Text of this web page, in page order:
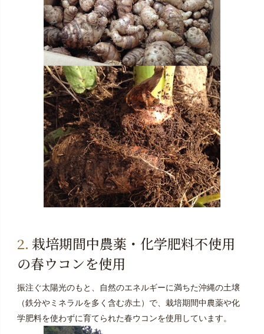
栽培期間中農薬・化学肥料不使用
の春ウコンを使用
振注ぐ太陽光のもと、自然のエネルギーに満ちた沖縄の土壌
（鉄分やミネラルを多く含む赤土）で、栽培期間中農薬や化
学肥料を使わずに育てられた春ウコンを使用しています。